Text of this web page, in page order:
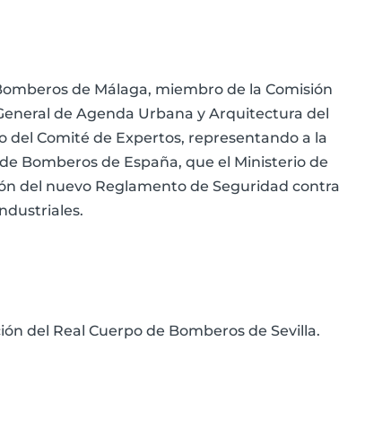
de Málaga, miembro de la Comisión
de Agenda Urbana y Arquitectura del
del Comité de Expertos, representando a la
Bomberos de España, que el Ministerio de
del nuevo Reglamento de Seguridad contra
del Real Cuerpo de Bomberos de Sevilla.